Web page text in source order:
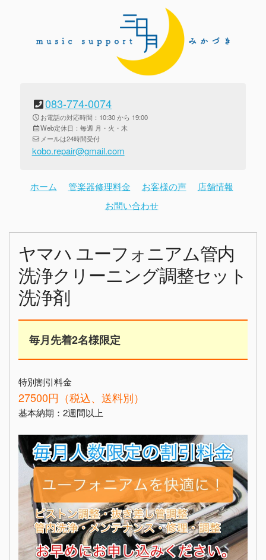
083-774-0074
お電話の対応時間：10:30 から 19:00
Web定休日：毎週 月・火・木
メールは24時間受付
kobo.repair@gmail.com
ホーム 管楽器修理料金 お客様の声
店舗情報
お問い合わせ
ヤマハ ユーフォニアム管内
洗浄クリーニング調整セット
洗浄剤
毎月先着2名様限定
特別割引料金
27500円（税込、送料別）
基本納期：2週間以上